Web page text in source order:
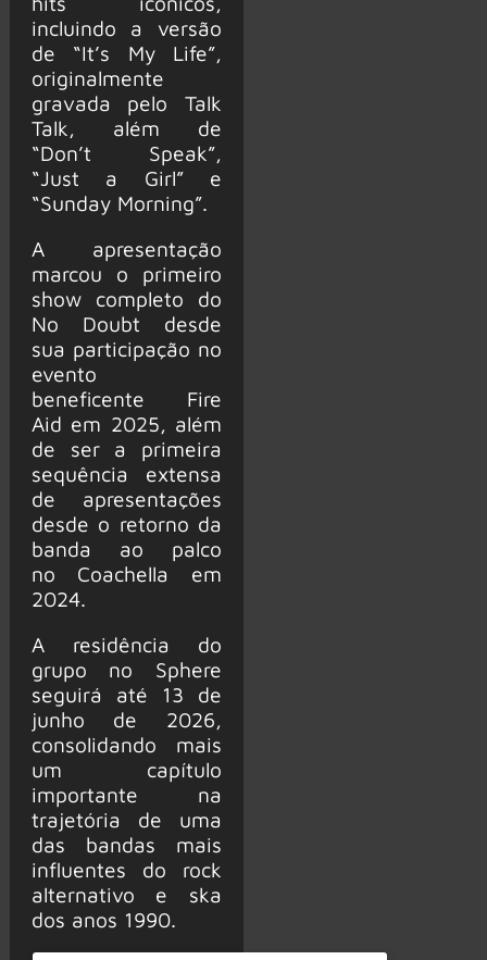
incluindo a versão
de “It’s My Life”,
originalmente
gravada pelo Talk
Talk, além de
“Don’t Speak”,
“Just a Girl” e
“Sunday Morning”.
A apresentação
marcou o primeiro
show completo do
No Doubt desde
sua participação no
evento
beneficente Fire
Aid em 2025, além
de ser a primeira
sequência extensa
de apresentações
desde o retorno da
banda ao palco
no Coachella em
2024.
A residência do
grupo no Sphere
seguirá até 13 de
junho de 2026,
consolidando mais
um capítulo
importante na
trajetória de uma
das bandas mais
influentes do rock
alternativo e ska
dos anos 1990.